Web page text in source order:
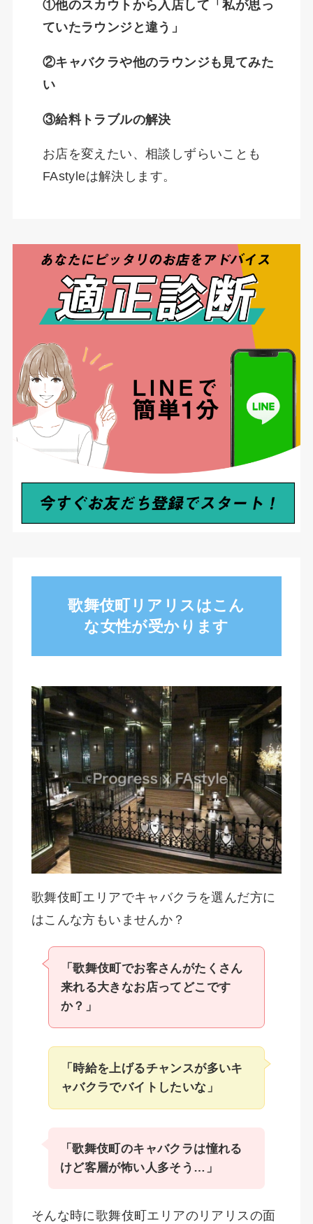
①他のスカウトから入店して「私が思っ
ていたラウンジと違う」
②キャバクラや他のラウンジも見てみた
い
③給料トラブルの解決
お店を変えたい、相談しずらいことも
FAstyleは解決します。
歌舞伎町リアリスはこん
な女性が受かります
歌舞伎町エリアでキャバクラを選んだ方に
はこんな方もいませんか？
「歌舞伎町でお客さんがたくさん
来れる大きなお店ってどこです
か？」
「時給を上げるチャンスが多いキ
ャバクラでバイトしたいな」
「歌舞伎町のキャバクラは憧れる
けど客層が怖い人多そう…」
そんな時に歌舞伎町エリアのリアリスの面